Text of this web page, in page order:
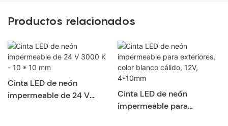
Productos relacionados
Cinta LED de neón
impermeable de 24 V
Cinta LED de neón
impermeable para